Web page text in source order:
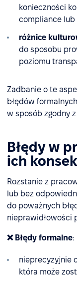
konieczności
compliance lub
różnice
do sposobu
poziomu
Zadbanie o te
błędów
w sposób zgodny
Błędy w
ich
Rozstanie z
lub bez
do poważnych
nieprawidłowości
❌ Błędy formalne:
nieprecyzyjnie
która może